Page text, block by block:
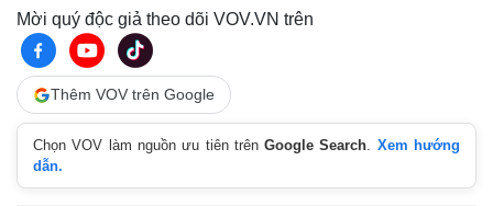
Mời quý độc giả theo dõi VOV.VN trên
Thêm VOV trên Google
Chọn VOV làm nguồn ưu tiên trênGoogle Search. Xem hướng
dẫn.